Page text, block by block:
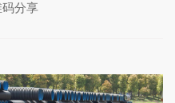
码分享